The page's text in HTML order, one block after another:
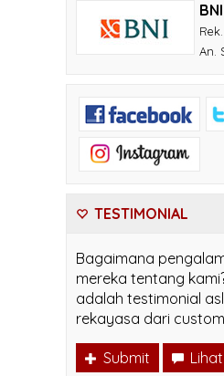
BNI
Rek.
An.
TESTIMONIAL
Bagaimana
mereka tentang
adalah testimonial
rekayasa dari
Submit